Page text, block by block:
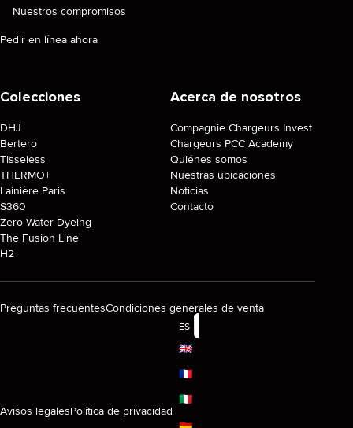
Nuestros compromisos
Pedir en línea ahora
Colecciones
DHJ
Bertero
Tisseless
THERMO+
Lainière Paris
S360
Zero Water Dyeing
The Fusion Line
H2
Acerca de nosotros
Compagnie Chargeurs Invest
Chargeurs PCC Academy
Quiénes somos
Nuestras ubicaciones
Noticias
Contacto
Preguntas frecuentesCondiciones generales de venta
Avisos legalesPolítica de privacidad
ES
🇬🇧
🇫🇷
🇮🇹
🇩🇪